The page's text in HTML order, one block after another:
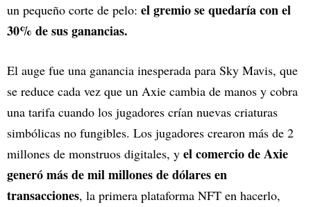
un pequeño corte de pelo: el gremio se quedaría con el
30% de sus ganancias.
El auge fue una ganancia inesperada para Sky Mavis, que
se reduce cada vez que un Axie cambia de manos y cobra
una tarifa cuando los jugadores crían nuevas criaturas
simbólicas no fungibles. Los jugadores crearon más de 2
millones de monstruos digitales, y el comercio de Axie
generó más de mil millones de dólares en
transacciones, la primera plataforma NFT en hacerlo,